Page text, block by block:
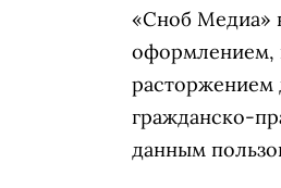
«Сноб Медиа»
оформлением,
расторжением
гражданско-
данным